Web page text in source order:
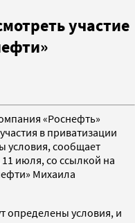
участие
«Роснефть»
в приватизации
условия, сообщает
июля, со ссылкой на
Михаила
определены условия, и